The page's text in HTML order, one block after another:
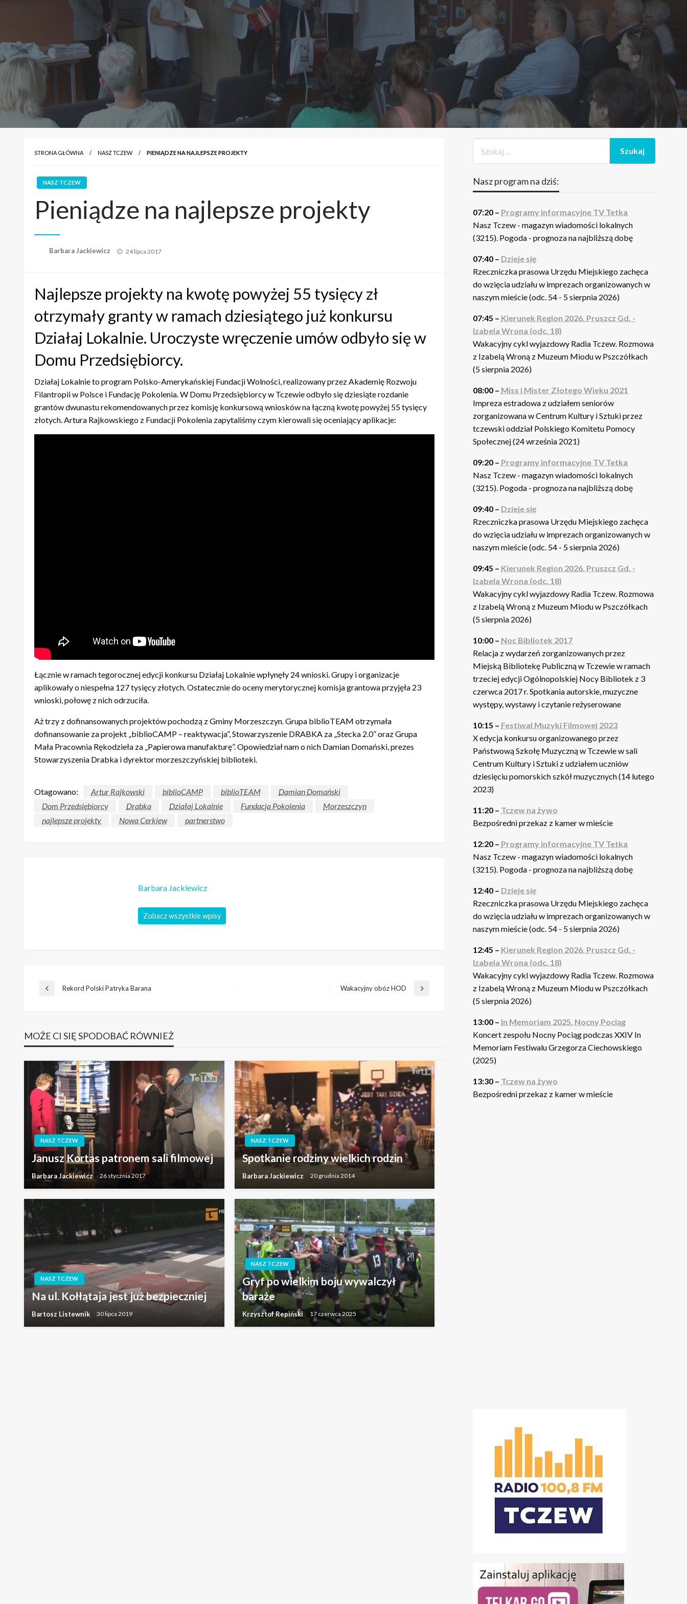
STRONA GŁÓWNA NASZ TCZEW PIENIĄDZE NA NAJLEPSZE PROJEKTY
NASZ TCZEW
Pieniądze na najlepsze projekty
Barbara Jackiewicz
Opublikowane
24 lipca 2017
Najlepsze projekty na kwotę powyżej 55 tysięcy zł
otrzymały granty w ramach dziesiątego już konkursu
Działaj Lokalnie. Uroczyste wręczenie umów odbyło się w
Domu Przedsiębiorcy.
Działaj Lokalnie to program Polsko-Amerykańskiej Fundacji Wolności, realizowany przez Akademię Rozwoju
Filantropii w Polsce i Fundację Pokolenia. W Domu Przedsiębiorcy w Tczewie odbyło się dziesiąte rozdanie
grantów dwunastu rekomendowanych przez komisję konkursową wniosków na łączną kwotę powyżej 55 tysięcy
złotych. Artura Rajkowskiego z Fundacji Pokolenia zapytaliśmy czym kierowali się oceniający aplikacje:
Łącznie w ramach tegorocznej edycji konkursu Działaj Lokalnie wpłynęły 24 wnioski. Grupy i organizacje
aplikowały o niespełna 127 tysięcy złotych. Ostatecznie do oceny merytorycznej komisja grantowa przyjęła 23
wnioski, połowę z nich odrzuciła.
Aż trzy z dofinansowanych projektów pochodzą z Gminy Morzeszczyn. Grupa biblioTEAM otrzymała
dofinansowanie za projekt „biblioCAMP – reaktywacja”, Stowarzyszenie DRABKA za „Stecka 2.0” oraz Grupa
Mała Pracownia Rękodzieła za „Papierowa manufakturę”. Opowiedział nam o nich Damian Domański, prezes
Stowarzyszenia Drabka i dyrektor morzeszczyńskiej biblioteki.
Otagowano: Artur Rajkowski biblioCAMP biblioTEAM
Damian Domański
Dom Przedsiębiorcy
Drabka Działaj Lokalnie Fundacja Pokolenia
Morzeszczyn
najlepsze projekty
Nowa Cerkiew partnerstwo
Barbara Jackiewicz
Zobacz wszystkie wpisy
Nawigacja
Poprzedni
Rekord Polski Patryka Barana
Następny
Wakacyjny obóz HOD
MOŻE CI SIĘ SPODOBAĆ RÓWNIEŻ
NASZ TCZEW
Janusz Kortas patronem sali filmowej
Barbara Jackiewicz 26 stycznia 2017
NASZ TCZEW
Spotkanie rodziny wielkich rodzin
Barbara Jackiewicz 20 grudnia 2014
NASZ TCZEW
Na ul. Kołłątaja jest już bezpieczniej
Bartosz Listewnik 30 lipca 2019
NASZ TCZEW
Gryf po wielkim boju wywalczył
baraże
Krzysztof Repiński 17 czerwca 2025
Nasz program na dziś:
07:20 – Programy informacyjne TV Tetka
Nasz Tczew - magazyn wiadomości lokalnych
(3215). Pogoda - prognoza na najbliższą dobę
07:40 – Dzieje się
Rzeczniczka prasowa Urzędu Miejskiego zachęca
do wzięcia udziału w imprezach organizowanych w
naszym mieście (odc. 54 - 5 sierpnia 2026)
07:45 – Kierunek Region 2026. Pruszcz Gd. -
Izabela Wrona (odc. 18)
Wakacyjny cykl wyjazdowy Radia Tczew. Rozmowa
z Izabelą Wroną z Muzeum Miodu w Pszczółkach
(5 sierpnia 2026)
08:00 – Miss i Mister Złotego Wieku 2021
Impreza estradowa z udziałem seniorów
zorganizowana w Centrum Kultury i Sztuki przez
tczewski oddział Polskiego Komitetu Pomocy
Społecznej (24 września 2021)
09:20 – Programy informacyjne TV Tetka
Nasz Tczew - magazyn wiadomości lokalnych
(3215). Pogoda - prognoza na najbliższą dobę
09:40 – Dzieje się
Rzeczniczka prasowa Urzędu Miejskiego zachęca
do wzięcia udziału w imprezach organizowanych w
naszym mieście (odc. 54 - 5 sierpnia 2026)
09:45 – Kierunek Region 2026. Pruszcz Gd. -
Izabela Wrona (odc. 18)
Wakacyjny cykl wyjazdowy Radia Tczew. Rozmowa
z Izabelą Wroną z Muzeum Miodu w Pszczółkach
(5 sierpnia 2026)
10:00 – Noc Bibliotek 2017
Relacja z wydarzeń zorganizowanych przez
Miejską Bibliotekę Publiczną w Tczewie w ramach
trzeciej edycji Ogólnopolskiej Nocy Bibliotek z 3
czerwca 2017 r. Spotkania autorskie, muzyczne
występy, wystawy i czytanie reżyserowane
10:15 – Festiwal Muzyki Filmowej 2023
X edycja konkursu organizowanego przez
Państwową Szkołę Muzyczną w Tczewie w sali
Centrum Kultury i Sztuki z udziałem uczniów
dziesięciu pomorskich szkół muzycznych (14 lutego
2023)
11:20 – Tczew na żywo
Bezpośredni przekaz z kamer w mieście
12:20 – Programy informacyjne TV Tetka
Nasz Tczew - magazyn wiadomości lokalnych
(3215). Pogoda - prognoza na najbliższą dobę
12:40 – Dzieje się
Rzeczniczka prasowa Urzędu Miejskiego zachęca
do wzięcia udziału w imprezach organizowanych w
naszym mieście (odc. 54 - 5 sierpnia 2026)
12:45 – Kierunek Region 2026. Pruszcz Gd. -
Izabela Wrona (odc. 18)
Wakacyjny cykl wyjazdowy Radia Tczew. Rozmowa
z Izabelą Wroną z Muzeum Miodu w Pszczółkach
(5 sierpnia 2026)
13:00 – In Memoriam 2025. Nocny Pociąg
Koncert zespołu Nocny Pociąg podczas XXIV In
Memoriam Festiwalu Grzegorza Ciechowskiego
(2025)
13:30 – Tczew na żywo
Bezpośredni przekaz z kamer w mieście